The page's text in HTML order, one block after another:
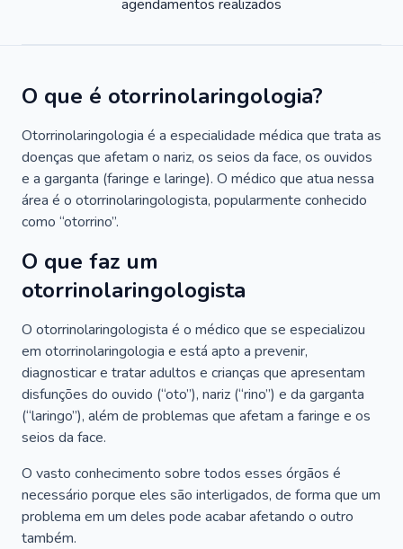
agendamentos realizados
O que é otorrinolaringologia?
Otorrinolaringologia é a especialidade médica que trata as
doenças que afetam o nariz, os seios da face, os ouvidos
e a garganta (faringe e laringe). O médico que atua nessa
área é o otorrinolaringologista, popularmente conhecido
como “otorrino”.
O que faz um
otorrinolaringologista
O otorrinolaringologista é o médico que se especializou
em otorrinolaringologia e está apto a prevenir,
diagnosticar e tratar adultos e crianças que apresentam
disfunções do ouvido (“oto”), nariz (“rino”) e da garganta
(“laringo”), além de problemas que afetam a faringe e os
seios da face.
O vasto conhecimento sobre todos esses órgãos é
necessário porque eles são interligados, de forma que um
problema em um deles pode acabar afetando o outro
também.